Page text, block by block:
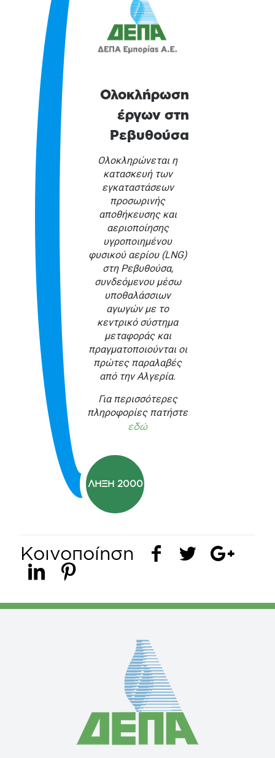
ΛΗΞΗ 2000
Ολοκλήρωση
έργων στη
Ρεβυθούσα
Ολοκληρώνεται η
κατασκευή των
εγκαταστάσεων
προσωρινής
αποθήκευσης και
αεριοποίησης
υγροποιημένου
φυσικού αερίου (LNG)
στη Ρεβυθούσα,
συνδεόμενου μέσω
υποθαλάσσιων
αγωγών με το
κεντρικό σύστημα
μεταφοράς και
πραγματοποιούνται οι
πρώτες παραλαβές
από την Αλγερία.
Για περισσότερες
πληροφορίες πατήστε
εδώ
Κοινοποίηση